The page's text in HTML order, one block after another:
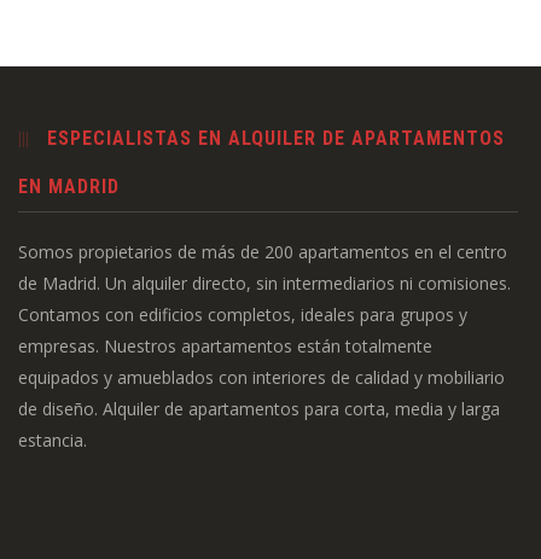
ESPECIALISTAS EN ALQUILER DE APARTAMENTOS
EN MADRID
Somos propietarios de más de 200 apartamentos en el centro
de Madrid. Un alquiler directo, sin intermediarios ni comisiones.
Contamos con edificios completos, ideales para grupos y
empresas. Nuestros apartamentos están totalmente
equipados y amueblados con interiores de calidad y mobiliario
de diseño. Alquiler de apartamentos para corta, media y larga
estancia.